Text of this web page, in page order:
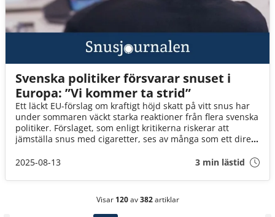
Svenska politiker försvarar snuset i
Europa: ”Vi kommer ta strid”
Ett läckt EU-förslag om kraftigt höjd skatt på vitt snus har
under sommaren väckt starka reaktioner från flera svenska
politiker. Förslaget, som enligt kritikerna riskerar att
jämställa snus med cigaretter, ses av många som ett direkt
2025-08-13
3 min lästid
Visar 120av382artiklar